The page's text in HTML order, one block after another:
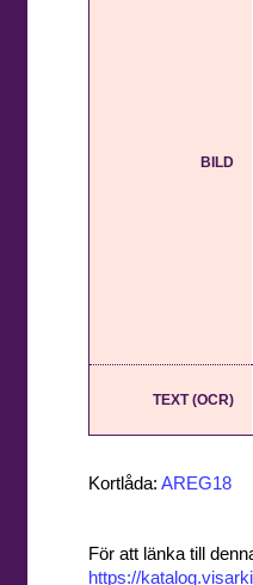
BILD
TEXT (OCR)
Kortlåda: AREG18
För att länka till
https://